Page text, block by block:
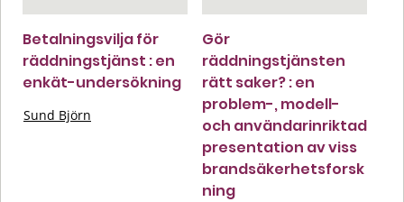
Betalningsvilja för
räddningstjänst : en
enkät-undersökning
Sund Björn
Gör
räddningstjänsten
rätt saker? : en
problem-, modell-
och användarinriktad
presentation av viss
brandsäkerhetsforsk
ning